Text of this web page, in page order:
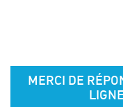
FRENCH-
CHEMISTRY
MERCI DE